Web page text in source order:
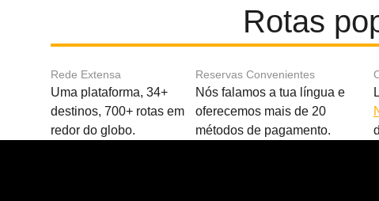
Rotas
Rede Extensa
Uma plataforma, 34+
destinos, 700+ rotas em
redor do globo.
Reservas Convenientes
Nós falamos a tua língua e
oferecemos mais de 20
métodos de pagamento.